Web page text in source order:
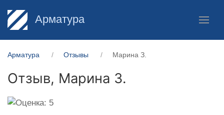
Арматура
Арматура Отзывы Марина З.
Отзыв, Марина З.